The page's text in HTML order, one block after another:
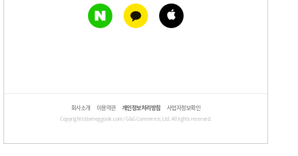
회사소개 이용약관 개인정보처리방침 사업자정보확인
Copyright©domeggook.com / G&G Commerce, Ltd. All rights reserved.